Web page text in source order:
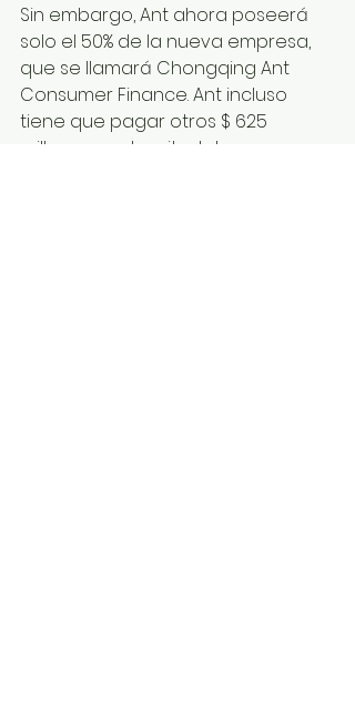
Sin embargo, Ant ahora poseerá
solo el 50% de la nueva empresa,
que se llamará Chongqing Ant
Consumer Finance. Ant incluso
tiene que pagar otros $ 625
millones por la mitad de su